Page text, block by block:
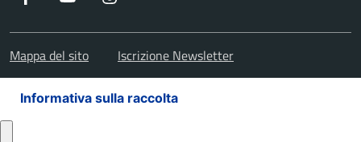
Mappa del sito Iscrizione Newsletter
Informativa sulla raccolta